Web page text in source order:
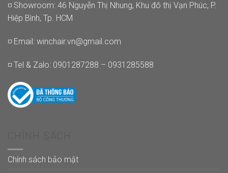
◽ Showroom: 46 Nguyễn Thị Nhung, Khu đô thị Vạn Phúc, P.
Hiệp Bình, Tp. HCM
◽ Email: winchair.vn@gmail.com
◽ Tel & Zalo: 0901287288 – 0931285588
Chính sách bảo mật